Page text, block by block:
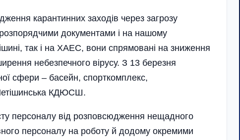
карантинних заходів через загрозу
розпорядчими доку­мен­та­ми і на нашому
так і на ХАЕС, вони спрямовані на зниження
небезпечного вірусу. З 13 березня
сфери – басейн, спорткомп­лекс,
КДЮСШ.
персоналу від розповсюдження нещадного
персоналу на роботу й додому окремими